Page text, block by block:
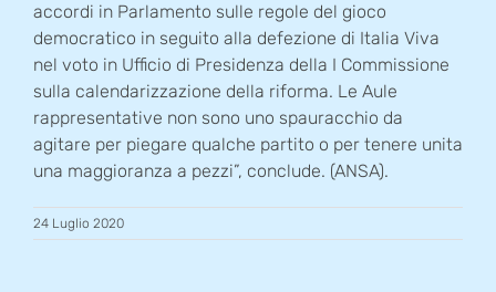
accordi in Parlamento sulle regole del gioco
democratico in seguito alla defezione di Italia Viva
nel voto in Ufficio di Presidenza della I Commissione
sulla calendarizzazione della riforma. Le Aule
rappresentative non sono uno spauracchio da
agitare per piegare qualche partito o per tenere unita
una maggioranza a pezzi”, conclude. (ANSA).
24 Luglio 2020